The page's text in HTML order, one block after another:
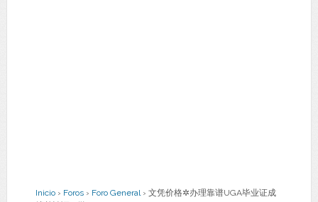
Inicio › Foros › Foro General › 文凭价格✲办理靠谱UGA毕业证成